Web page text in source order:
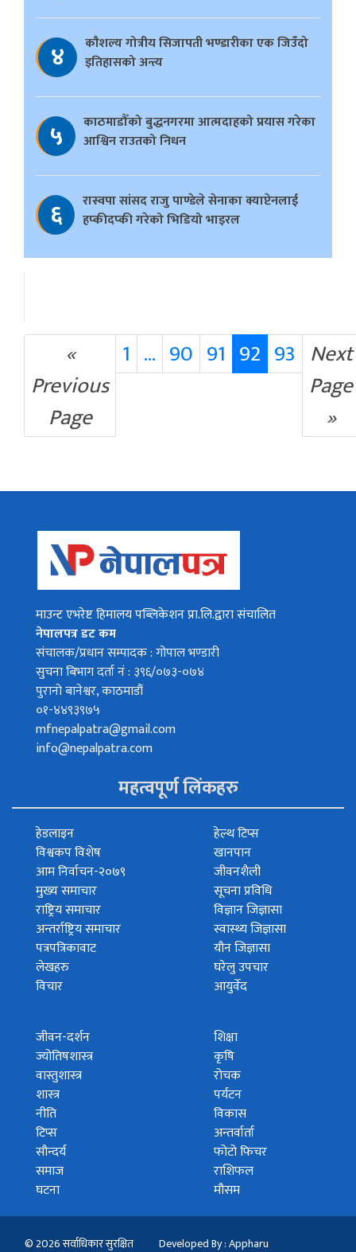
४
काैशल्य गोत्रीय सिजापती भण्डारीका एक जिउँदो
इतिहासको अन्त्य
५
काठमाडौँको बुद्धनगरमा आत्मदाहको प्रयास गरेका
आश्विन राउतको निधन
६
रास्वपा सांसद राजु पाण्डेले सेनाका क्याप्टेनलाई
हप्कीदप्की गरेको भिडियो भाइरल
«
Previous
Page
1 … 90 91 92 93 Next
Page
»
माउन्ट एभरेष्ट हिमालय पब्लिकेशन प्रा.लि.द्वारा संचालित
नेपालपत्र डट कम
संचालक/प्रधान सम्पादक : गोपाल भण्डारी
सुचना बिभाग दर्ता नं : ३९६/०७३-०७४
पुरानो बानेश्वर, काठमाडौं
०१-४४९३९७५
mfnepalpatra@gmail.com
info@nepalpatra.com
महत्वपूर्ण लिंकहरु
हेडलाइन
विश्वकप विशेष
आम निर्वाचन-२०७९
मुख्य समाचार
राष्ट्रिय समाचार
अन्तर्राष्ट्रिय समाचार
पत्रपत्रिकावाट
लेखहरु
विचार
हेल्थ टिप्स
खानपान
जीवनशैली
सूचना प्रविधि
विज्ञान जिज्ञासा
स्वास्थ्य जिज्ञासा
यौन जिज्ञासा
घरेलु उपचार
आयुर्वेद
जीवन-दर्शन
ज्योतिषशास्त्र
वास्तुशास्त्र
शास्त्र
नीति
टिप्स
सौन्दर्य
समाज
घटना
शिक्षा
कृषि
रोचक
पर्यटन
विकास
अन्तर्वार्ता
फोटो फिचर
राशिफल
मौसम
© 2026 सर्वाधिकार सुरक्षित Developed By : Appharu